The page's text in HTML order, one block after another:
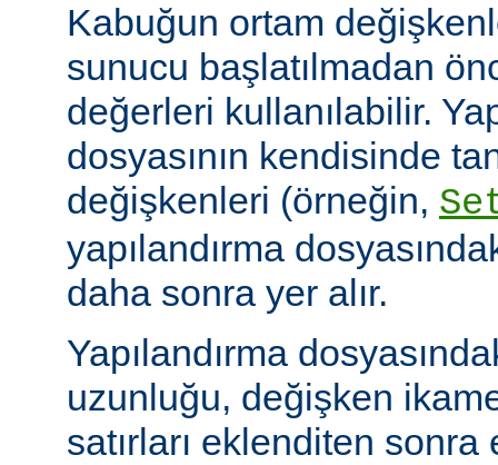
Kabuğun ortam
sunucu başlatılmadan
değerleri kullanılabilir.
dosyasının kendisinde
değişkenleri (örneğin,
yapılandırma
daha sonra yer alır.
Yapılandırma
uzunluğu, değişken
satırları eklenditen